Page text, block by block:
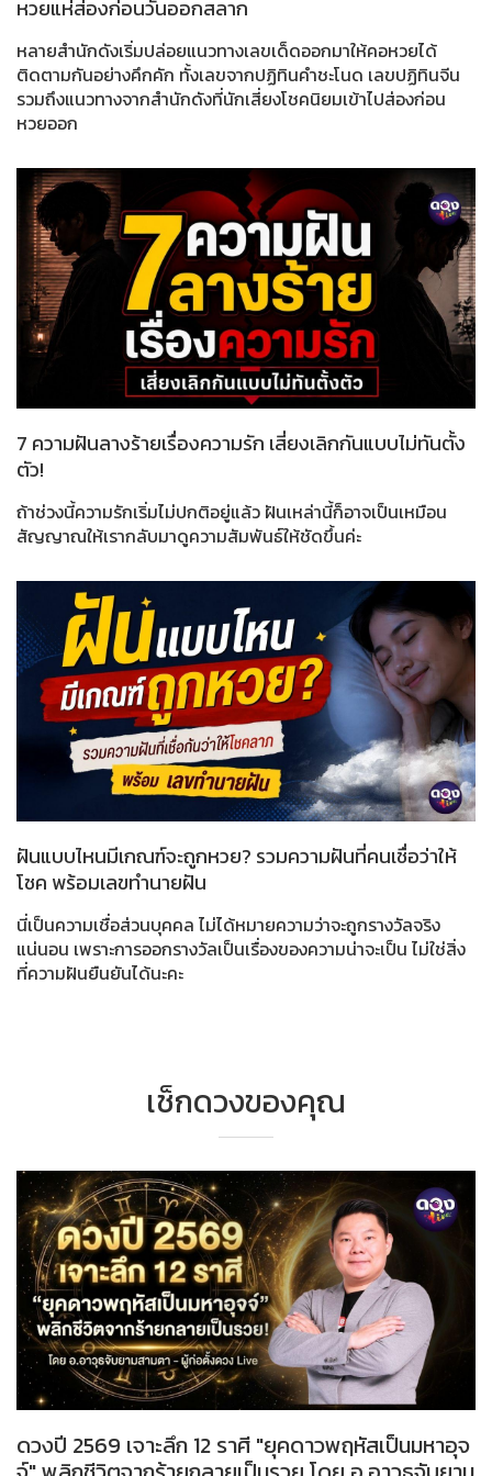
หวยแห่ส่องก่อนวันออกสลาก
หลายสำนักดังเริ่มปล่อยแนวทางเลขเด็ดออกมาให้คอหวยได้
ติดตามกันอย่างคึกคัก ทั้งเลขจากปฏิทินคำชะโนด เลขปฏิทินจีน
รวมถึงแนวทางจากสำนักดังที่นักเสี่ยงโชคนิยมเข้าไปส่องก่อน
หวยออก
7 ความฝันลางร้ายเรื่องความรัก เสี่ยงเลิกกันแบบไม่ทันตั้ง
ตัว!
ถ้าช่วงนี้ความรักเริ่มไม่ปกติอยู่แล้ว ฝันเหล่านี้ก็อาจเป็นเหมือน
สัญญาณให้เรากลับมาดูความสัมพันธ์ให้ชัดขึ้นค่ะ
ฝันแบบไหนมีเกณฑ์จะถูกหวย? รวมความฝันที่คนเชื่อว่าให้
โชค พร้อมเลขทำนายฝัน
นี่เป็นความเชื่อส่วนบุคคล ไม่ได้หมายความว่าจะถูกรางวัลจริง
แน่นอน เพราะการออกรางวัลเป็นเรื่องของความน่าจะเป็น ไม่ใช่สิ่ง
ที่ความฝันยืนยันได้นะคะ
เช็กดวงของคุณ
ดวงปี 2569 เจาะลึก 12 ราศี "ยุคดาวพฤหัสเป็นมหาอุจ